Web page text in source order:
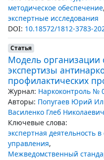
методическое обеспечение,
экспертные исследования
DOI: 10.18572/1812-3783-
Статья
Модель организации
экспертизы
профилактических
Журнал: Наркоконтроль №
Авторы: Попугаев Юрий
Василенко Глеб Николаевич
Ключевые слова:
экспертная деятельность
управления,
Межведомственный